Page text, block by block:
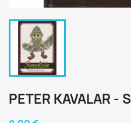
PETER KAVALAR -